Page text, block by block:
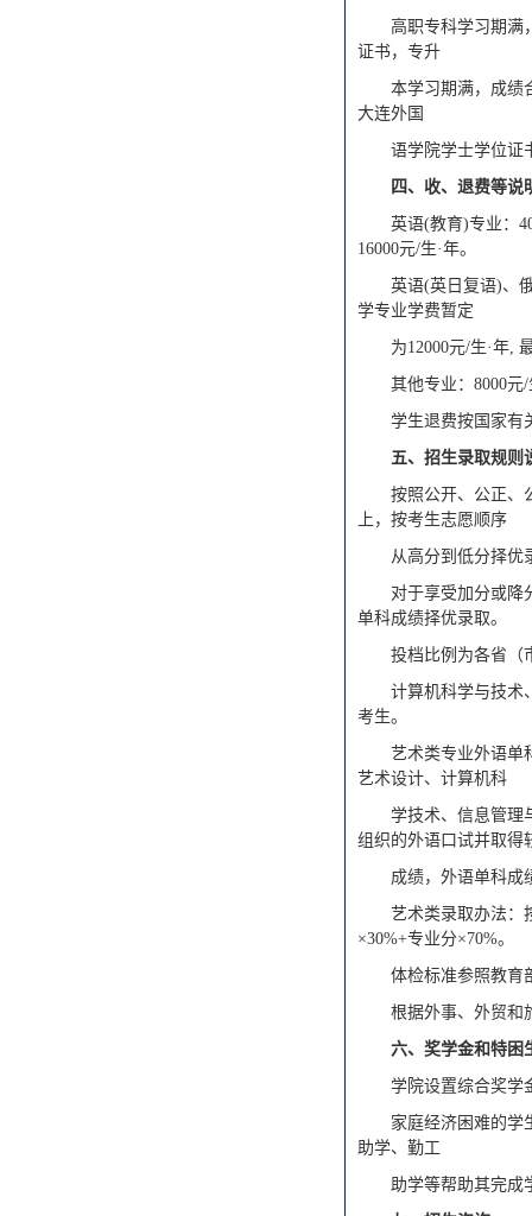
高职专科学习期满
证书，专升
本学习期满，成绩
大连外国
语学院学士学位证
四、收、退费等说
英语(教育)专业：
16000元/生·年。
英语(英日复语)、
学专业学费暂定
为12000元/生·年,
其他专业：8000元/
学生退费按国家有
五、招生录取规则
按照公开、公正、
上，按考生志愿顺序
从高分到低分择优
对于享受加分或降
单科成绩择优录取。
投档比例为各省（
计算机科学与技术
考生。
艺术类专业外语单
艺术设计、计算机科
学技术、信息管理
组织的外语口试并取得
成绩，外语单科成
艺术类录取办法：
×30%+专业分×70%。
体检标准参照教育
根据外事、外贸和
六、奖学金和特困
学院设置综合奖学
家庭经济困难的学
助学、勤工
助学等帮助其完成